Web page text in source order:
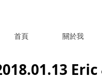
首頁 關於我